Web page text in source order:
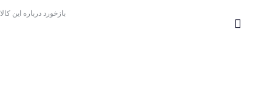
بازخورد درباره این کالا